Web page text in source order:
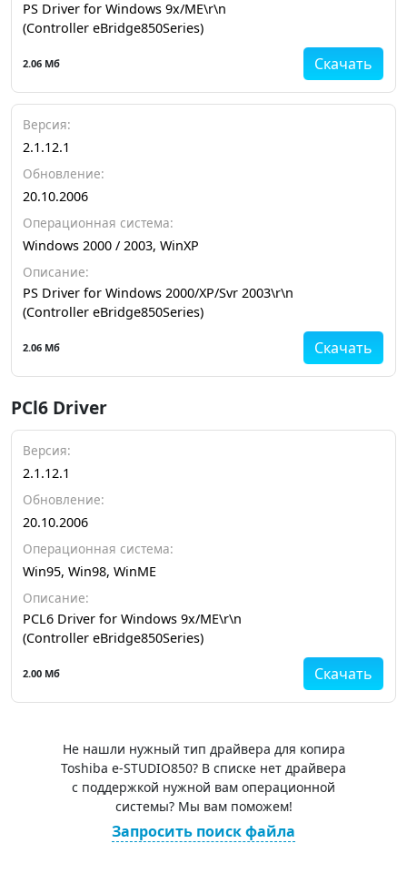
PS Driver for Windows 9x/ME\r\n
(Controller eBridge850Series)
Скачать
2.06 Мб
Версия:
2.1.12.1
Обновление:
20.10.2006
Операционная система:
Windows 2000 / 2003, WinXP
Описание:
PS Driver for Windows 2000/XP/Svr 2003\r\n
(Controller eBridge850Series)
Скачать
2.06 Мб
PCl6 Driver
Версия:
2.1.12.1
Обновление:
20.10.2006
Операционная система:
Win95, Win98, WinME
Описание:
PCL6 Driver for Windows 9x/ME\r\n
(Controller eBridge850Series)
Скачать
2.00 Мб
Не нашли нужный тип драйвера для копира
Toshiba e-STUDIO850? В списке нет драйвера
с поддержкой нужной вам операционной
системы? Мы вам поможем!
Запросить поиск файла